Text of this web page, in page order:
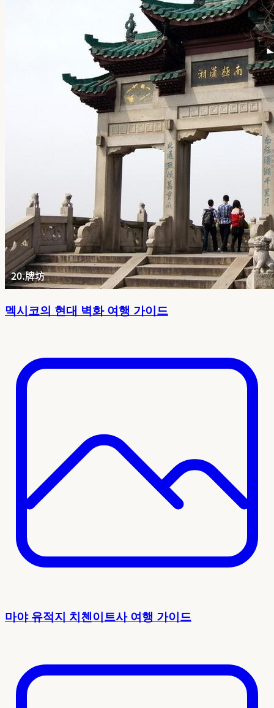
멕시코의 현대 벽화 여행 가이드
마야 유적지 치첸이트사 여행 가이드